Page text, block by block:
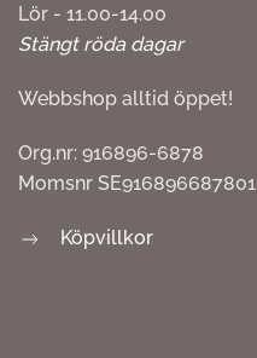
Lör - 11.00-14.00
Stängt röda dagar
Webbshop alltid öppet!
Org.nr: 916896-6878
Momsnr SE916896687801
Köpvillkor